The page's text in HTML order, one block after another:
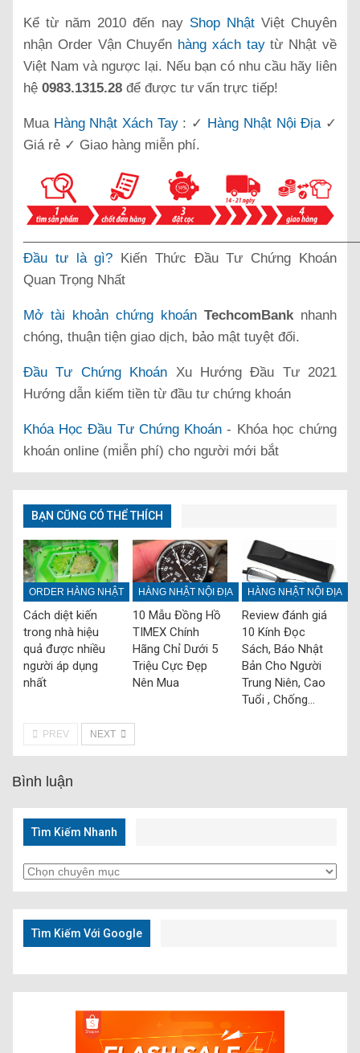
Kể từ năm 2010 đến nay Shop NhậtViệt Chuyên
nhận Order Vận Chuyển hàng xách taytừ Nhật về
Việt Nam và ngược lại. Nếu bạn có nhu cầu hãy liên
hệ 0983.1315.28 để được tư vấn trực tiếp!
Mua Hàng Nhật Xách Tay: ✓ Hàng Nhật Nội Địa✓
Giá rẻ ✓ Giao hàng miễn phí.
Đầu tư là gì? Kiến Thức Đầu Tư Chứng Khoán
Quan Trọng Nhất
Mở tài khoản chứng khoán TechcomBank nhanh
chóng, thuận tiện giao dịch, bảo mật tuyệt đối.
Đầu Tư Chứng Khoán Xu Hướng Đầu Tư 2021
Hướng dẫn kiếm tiền từ đầu tư chứng khoán
Khóa Học Đầu Tư Chứng Khoán - Khóa học chứng
khoán online (miễn phí) cho người mới bắt
BẠN CŨNG CÓ THỂ THÍCH
ORDER HÀNG NHẬT
Cách diệt kiến
trong nhà hiệu
quả được nhiều
người áp dụng
nhất
HÀNG NHẬT NỘI ĐỊA
10 Mẫu Đồng Hồ
TIMEX Chính
Hãng Chỉ Dưới 5
Triệu Cực Đẹp
Nên Mua
HÀNG NHẬT NỘI ĐỊA
Review đánh giá
10 Kính Đọc
Sách, Báo Nhật
Bản Cho Người
Trung Niên, Cao
Tuổi , Chống…
PREV NEXT
Bình luận
Tìm Kiếm Nhanh
Tìm
Kiếm
Nhanh
Tìm Kiếm Với Google